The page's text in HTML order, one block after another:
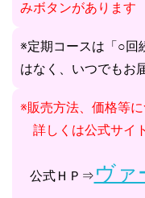
みボタンがあります
※定期コースは「○回
はなく、いつでもお
※販売方法、価格等
詳しくは公式サイ
公式ＨＰ⇒ ヴ